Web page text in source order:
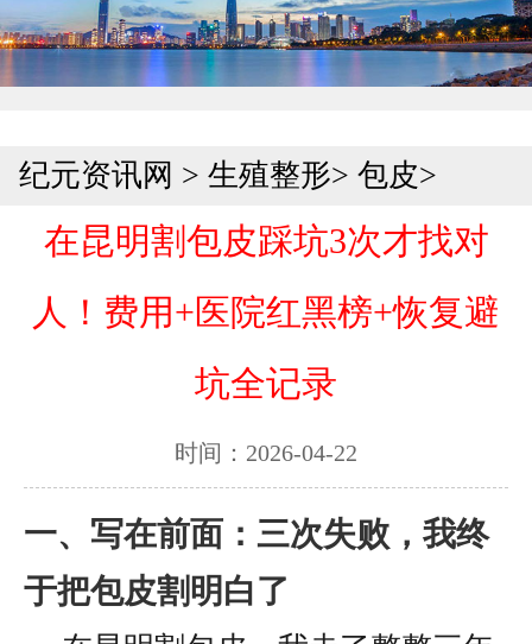
纪元资讯网 > 生殖整形> 包皮>
在昆明割包皮踩坑3次才找对
人！费用+医院红黑榜+恢复避
坑全记录
时间：2026-04-22
一、写在前面：三次失败，我终
于把包皮割明白了